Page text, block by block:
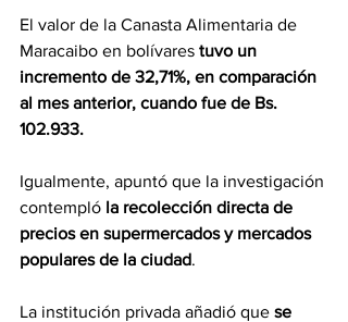
El valor de la Canasta Alimentaria de
Maracaibo en bolívares tuvo un
incremento de 32,71%, en comparación
al mes anterior, cuando fue de Bs.
102.933.
Igualmente, apuntó que la investigación
contempló la recolección directa de
precios en supermercados y mercados
populares de la ciudad.
La institución privada añadió que se